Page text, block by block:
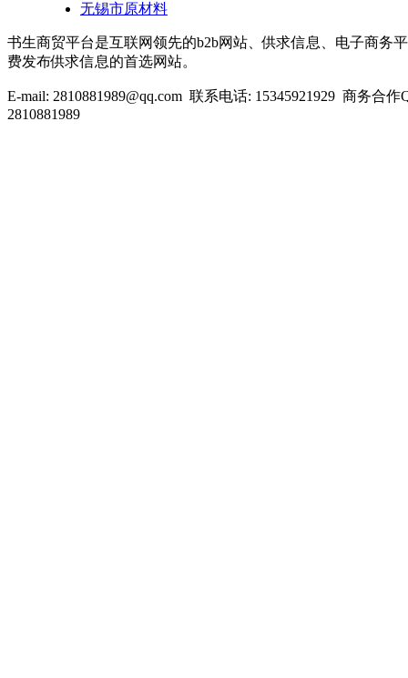
无锡市原材料
书生商贸平台是互联网领先的b2b网站、供求信息、电子商务
费发布供求信息的首选网站。
E-mail: 2810881989@qq.com 联系电话: 15345921929 商务合
2810881989